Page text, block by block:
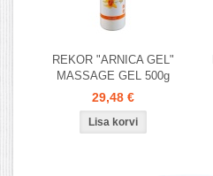
REKOR "ARNICA GEL"
MASSAGE GEL 500g
29,48 €